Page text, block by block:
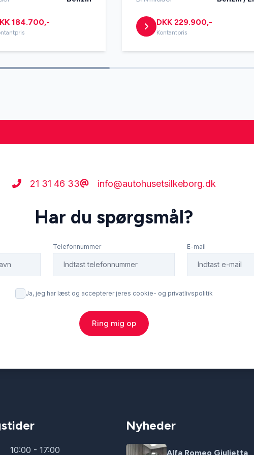
Varme i rattet
184.700,- DKK 229.900,-
Kontantpris
21 31 46 33 info@autohusetsilkeborg.dk
Har du spørgsmål?
Telefonnummer E-mail
Ja, jeg har læst og accepterer jeres cookie- og privatlivspolitik
Ring mig op
10:00 - 17:00
Nyheder
Alfa Romeo Giulietta